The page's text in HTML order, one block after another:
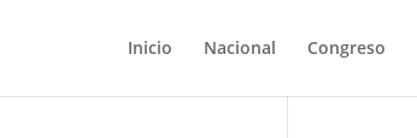
Inicio Nacional Congreso